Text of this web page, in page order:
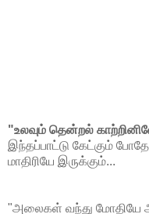
"உலவும் தென்றல்
இந்தப்பாட்டு கேட்கும்
மாதிரியே இருக்கும்...
"அலைகள் வந்து மோதியே